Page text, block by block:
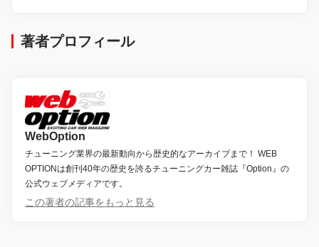
著者プロフィール
WebOption
チューニング業界の最新動向から歴史的なアーカイブまで！ WEB
OPTIONは創刊40年の歴史を誇るチューニングカー雑誌『Option』の
公式ウェブメディアです。
この著者の記事をもっと見る